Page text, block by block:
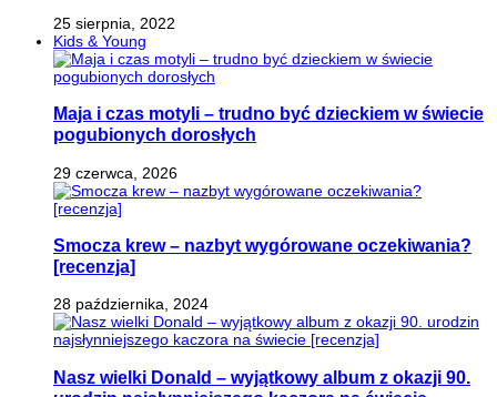
25 sierpnia, 2022
Kids & Young
Maja i czas motyli – trudno być dzieckiem w świecie
pogubionych dorosłych
29 czerwca, 2026
Smocza krew – nazbyt wygórowane oczekiwania?
[recenzja]
28 października, 2024
Nasz wielki Donald – wyjątkowy album z okazji 90.